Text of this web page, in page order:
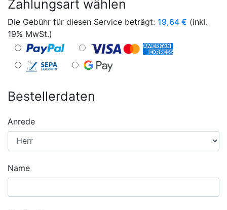
Zahlungsart wählen
Die Gebühr für diesen Service beträgt: 19,64 € (inkl.
19% MwSt.)
Bestellerdaten
Anrede
Name